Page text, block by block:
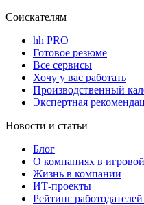
Соискателям
hh PRO
Готовое резюме
Все сервисы
Хочу у вас работать
Производственный
Экспертная
Новости и статьи
Блог
О компаниях в
Жизнь в компании
ИТ-проекты
Рейтинг